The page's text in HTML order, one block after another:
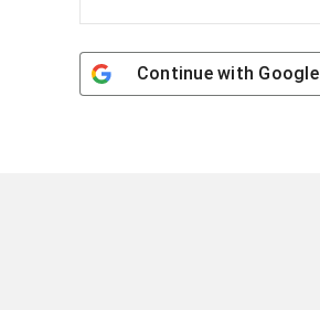
Continue with Google